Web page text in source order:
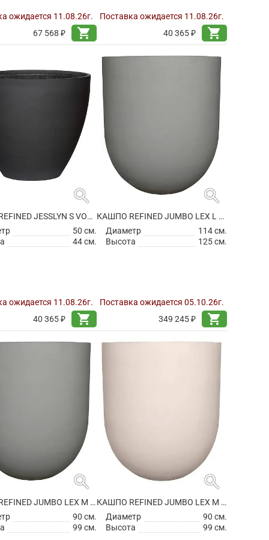
ожидается 11.08.26г.
67 568 ₽
shopping_cart
Поставка ожидается 11.08.26г.
40 365 ₽
shopping_cart
search
КАШПО REFINED JESSLYN S VOLCANO BLACK
50 см.
44 см.
ожидается 11.08.26г.
40 365 ₽
shopping_cart
search
КАШПО REFINED JUMBO LEX L CLOUDED GREY
Диаметр
114 см.
Высота
125 см.
Поставка ожидается 05.10.26г.
349 245 ₽
shopping_cart
search
КАШПО REFINED JUMBO LEX M CLOUDED GREY
90 см.
99 см.
search
КАШПО REFINED JUMBO LEX M NATURAL WHITE
Диаметр
90 см.
Высота
99 см.